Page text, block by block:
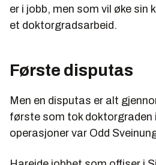
er i jobb, men som vil øke sin
et doktorgradsarbeid.
Første disputas
Men en disputas er alt
første som tok doktorgraden
operasjoner var Odd